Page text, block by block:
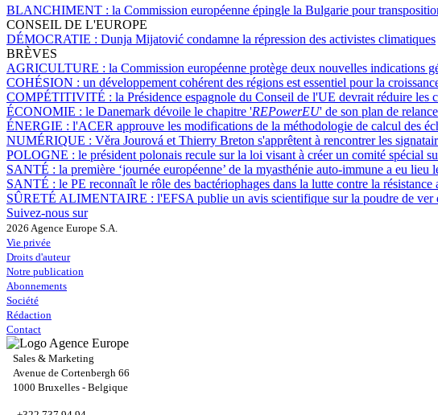
BLANCHIMENT : la Commission européenne épingle la Bulgarie pour
CONSEIL DE L'EUROPE
DÉMOCRATIE : Dunja Mijatović condamne la répression des activistes climatiques
BRÈVES
AGRICULTURE : la Commission européenne protège deux nouvelles indications
COHÉSION : un développement cohérent des régions est essentiel pour la
COMPÉTITIVITÉ : la Présidence espagnole du Conseil de l'UE devrait réduire les
ÉCONOMIE : le Danemark dévoile le chapitre 'REPowerEU' de son plan de relance
ÉNERGIE : l'ACER approuve les modifications de la méthodologie de calcul des
NUMÉRIQUE : Věra Jourová et Thierry Breton s'apprêtent à rencontrer les
POLOGNE : le président polonais recule sur la loi visant à créer un comité spécial
SANTÉ : la première ‘journée européenne’ de la myasthénie auto-immune a eu lieu
SANTÉ : le PE reconnaît le rôle des bactériophages dans la lutte contre la
SÛRETÉ ALIMENTAIRE : l'EFSA publie un avis scientifique sur la poudre de
Suivez-nous sur
2026 Agence Europe S.A.
Vie privée
Droits d'auteur
Notre publication
Abonnements
Société
Rédaction
Contact
Sales & Marketing
Avenue de Cortenbergh 66
1000 Bruxelles - Belgique